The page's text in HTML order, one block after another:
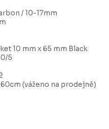
/ 10-17mm
10 mm x 65 mm Black
5
(váženo na prodejně)